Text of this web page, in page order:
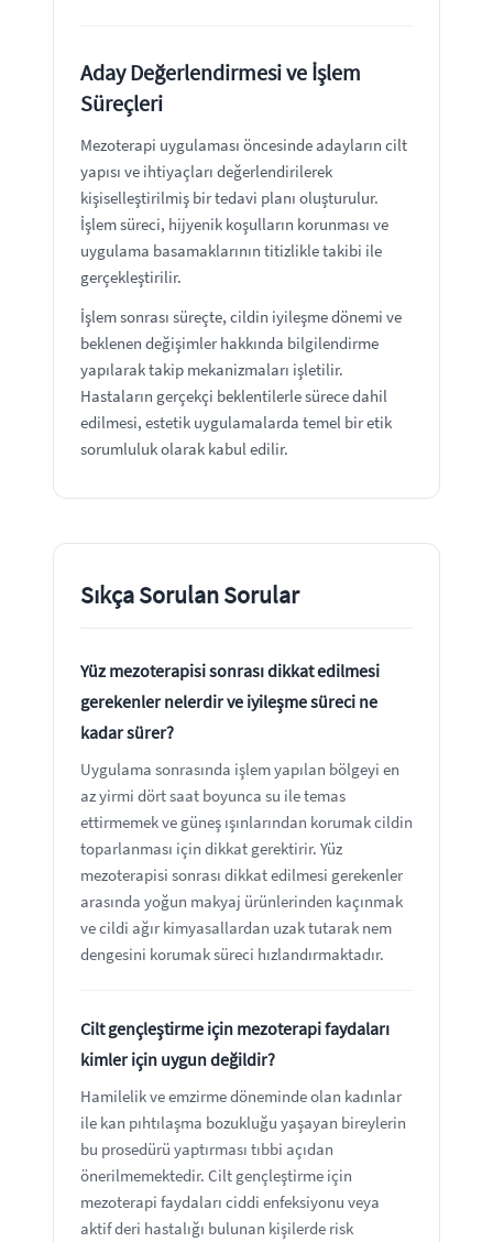
Aday Değerlendirmesi ve İşlem
Süreçleri
Mezoterapi uygulaması öncesinde adayların cilt
yapısı ve ihtiyaçları değerlendirilerek
kişiselleştirilmiş bir tedavi planı oluşturulur.
İşlem süreci, hijyenik koşulların korunması ve
uygulama basamaklarının titizlikle takibi ile
gerçekleştirilir.
İşlem sonrası süreçte, cildin iyileşme dönemi ve
beklenen değişimler hakkında bilgilendirme
yapılarak takip mekanizmaları işletilir.
Hastaların gerçekçi beklentilerle sürece dahil
edilmesi, estetik uygulamalarda temel bir etik
sorumluluk olarak kabul edilir.
Sıkça Sorulan Sorular
Yüz mezoterapisi sonrası dikkat edilmesi
gerekenler nelerdir ve iyileşme süreci ne
kadar sürer?
Uygulama sonrasında işlem yapılan bölgeyi en
az yirmi dört saat boyunca su ile temas
ettirmemek ve güneş ışınlarından korumak cildin
toparlanması için dikkat gerektirir. Yüz
mezoterapisi sonrası dikkat edilmesi gerekenler
arasında yoğun makyaj ürünlerinden kaçınmak
ve cildi ağır kimyasallardan uzak tutarak nem
dengesini korumak süreci hızlandırmaktadır.
Cilt gençleştirme için mezoterapi faydaları
kimler için uygun değildir?
Hamilelik ve emzirme döneminde olan kadınlar
ile kan pıhtılaşma bozukluğu yaşayan bireylerin
bu prosedürü yaptırması tıbbi açıdan
önerilmemektedir. Cilt gençleştirme için
mezoterapi faydaları ciddi enfeksiyonu veya
aktif deri hastalığı bulunan kişilerde risk